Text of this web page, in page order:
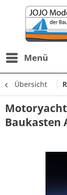
Menü
Übersicht
Baukasten